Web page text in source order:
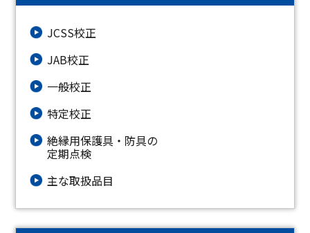
JCSS校正
JAB校正
一般校正
特定校正
絶縁⽤保護具・防具の
定期点検
主な取扱品目